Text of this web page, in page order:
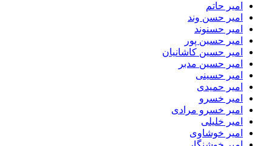
امیر حاتم
امیر حسن وند
امیر حسنوند
امیر حسین پور
امیر حسین کاشانیان
امیر حسین مدبر
امیر حسینی
امیر حمیدی
امیر خسرو
امیر خسرو مرادی
امیر خلیلی
امیر خوشاوی